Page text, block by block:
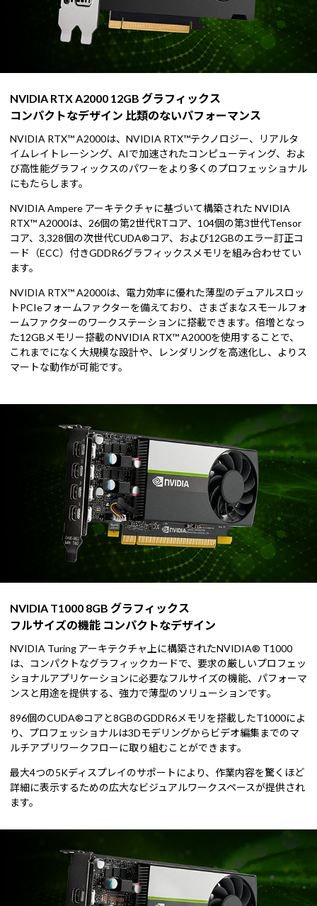
NVIDIA RTX A2000 12GB グラフィックス
コンパクトなデザイン 比類のないパフォーマンス
NVIDIA RTX™ A2000は、NVIDIA RTX™テクノロジー、リアルタ
イムレイトレーシング、AIで加速されたコンピューティング、およ
び高性能グラフィックスのパワーをより多くのプロフェッショナル
にもたらします。
NVIDIA Ampere アーキテクチャに基づいて構築された NVIDIA
RTX™ A2000は、26個の第2世代RTコア、104個の第3世代Tensor
コア、3,328個の次世代CUDA®コア、および12GBのエラー訂正コ
ード（ECC）付きGDDR6グラフィックスメモリを組み合わせてい
ます。
NVIDIA RTX™ A2000は、電力効率に優れた薄型のデュアルスロッ
トPCIeフォームファクターを備えており、さまざまなスモールフォ
ームファクターのワークステーションに搭載できます。倍増となっ
た12GBメモリー搭載のNVIDIA RTX™ A2000を使用することで、
これまでになく大規模な設計や、レンダリングを高速化し、よりス
マートな動作が可能です。
NVIDIA T1000 8GB グラフィックス
フルサイズの機能 コンパクトなデザイン
NVIDIA Turing アーキテクチャ上に構築されたNVIDIA® T1000
は、コンパクトなグラフィックカードで、要求の厳しいプロフェッ
ショナルアプリケーションに必要なフルサイズの機能、パフォーマ
ンスと用途を提供する、強力で薄型のソリューションです。
896個のCUDA®コアと8GBのGDDR6メモリを搭載したT1000によ
り、プロフェッショナルは3Dモデリングからビデオ編集までのマ
ルチアプリワークフローに取り組むことができます。
最大4つの5Kディスプレイのサポートにより、作業内容を驚くほど
詳細に表示するための広大なビジュアルワークスペースが提供され
ます。